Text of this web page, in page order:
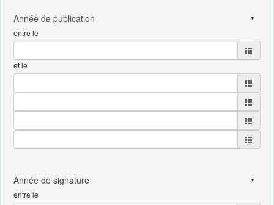
entre le
et le
entre le